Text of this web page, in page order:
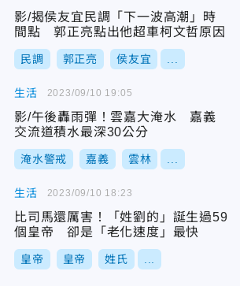
影/揭侯友宜民調「下一波高潮」時
間點 郭正亮點出他超車柯文哲原因
民調 郭正亮 侯友宜
生活
影/午後轟雨彈！雲嘉大淹水 嘉義
交流道積水最深30公分
淹水警戒 嘉義 雲林
2023/09/10 19:05
生活
比司馬還厲害！「姓劉的」誕生過59
個皇帝 卻是「老化速度」最快
皇帝 皇帝 姓氏
2023/09/10 18:23